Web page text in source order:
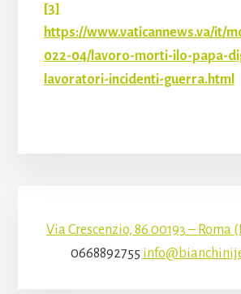
[3]
https://www.vaticannews.va/it/
022-04/lavoro-morti-ilo-papa-
lavoratori-incidenti-guerra.html
Via Crescenzio, 86 00193 – Roma
0668892755